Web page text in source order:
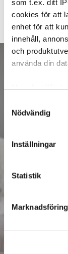
som t.ex. ditt
cookies för att
enhet för att
innehåll,
och
använda din
som kan
Du kan ändra
Vi använder
Nödvändig
Inställningar
Statistik
Marknadsföring